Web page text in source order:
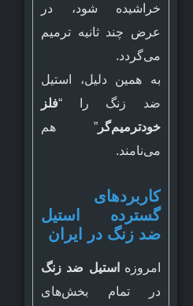
خراشیده شود، در
عرض چند ثانیه ترمیم
می‌گردد.
به همین دلیل، استیل
ضد زنگ را “فلز
خودترمیم‌گر ” هم
می‌نامند.
کاربردهای
گسترده استیل
ضد زنگ در ایران
امروزه
استیل ضد زنگ
در تمام بخش‌های